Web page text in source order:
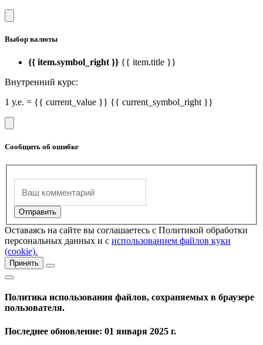
Выбор валюты
{{ item.symbol_right }} {{ item.title }}
Внутренний курс:
1 у.е. = {{ current_value }} {{ current_symbol_right }}
Сообщить об ошибке
Оставаясь на сайте вы соглашаетесь с Политикой обработки
персональных данных и с использованием файлов куки
(cookie).
Принять
Политика использования файлов, сохраняемых в браузере
пользователя.
Последнее обновление: 01 января 2025 г.